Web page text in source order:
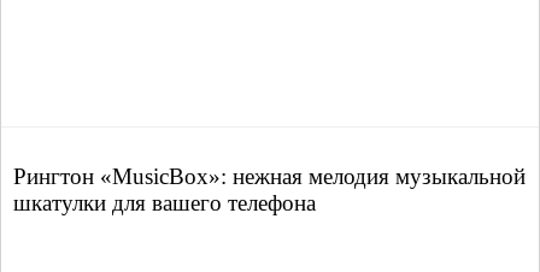
Рингтон «MusicBox»: нежная мелодия музыкальной
шкатулки для вашего телефона